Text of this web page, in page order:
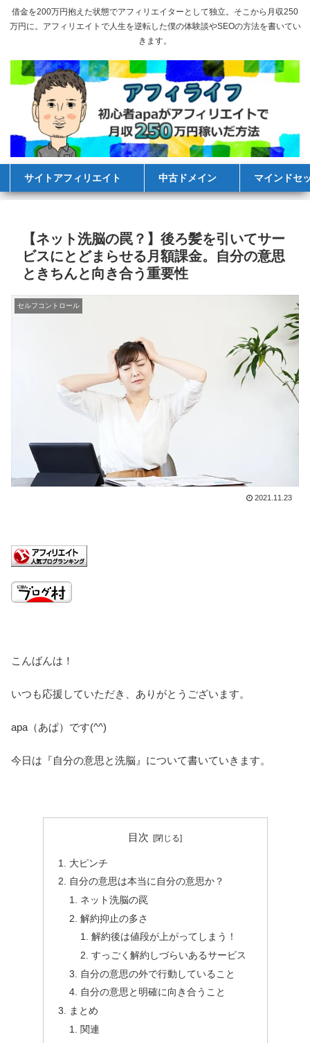
借金を200万円抱えた状態でアフィリエイターとして独立。そこから月収250
万円に。アフィリエイトで人生を逆転した僕の体験談やSEOの方法を書いてい
きます。
サイトアフィリエイト 中古ドメイン マインドセ
【ネット洗脳の罠？】後ろ髪を引いてサー
ビスにとどまらせる月額課金。自分の意思
ときちんと向き合う重要性
セルフコントロール
2021.11.23
こんばんは！
いつも応援していただき、ありがとうございます。
apa（あぱ）です(^^)
今日は『自分の意思と洗脳』について書いていきます。
目次
大ピンチ
自分の意思は本当に自分の意思か？
ネット洗脳の罠
解約抑止の多さ
解約後は値段が上がってしまう！
すっごく解約しづらいあるサービス
自分の意思の外で行動していること
自分の意思と明確に向き合うこと
まとめ
関連